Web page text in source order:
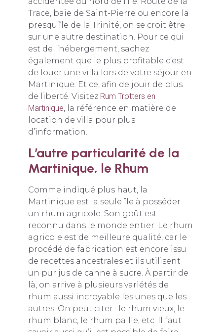
Trace, baie de Saint-Pierre ou encore la
presqu’île de la Trinité, on se croit être
sur une autre destination. Pour ce qui
est de l’hébergement, sachez
également que le plus profitable c’est
de louer une villa lors de votre séjour en
Martinique. Et ce, afin de jouir de plus
de liberté. Visitez Rum Trotters en
Martinique, la référence en matière de
location de villa pour plus
d’information.
L’autre particularité de la
Martinique, le Rhum
Comme indiqué plus haut, la
Martinique est la seule île à posséder
un rhum agricole. Son goût est
reconnu dans le monde entier. Le rhum
agricole est de meilleure qualité, car le
procédé de fabrication est encore issu
de recettes ancestrales et ils utilisent
un pur jus de canne à sucre. À partir de
là, on arrive à plusieurs variétés de
rhum aussi incroyable les unes que les
autres. On peut citer : le rhum vieux, le
rhum blanc, le rhum paille, etc. Il faut